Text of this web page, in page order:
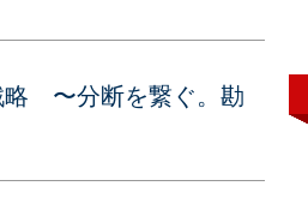
略 〜分断を繋ぐ。勘